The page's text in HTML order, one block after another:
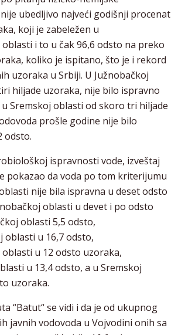
ubedljivo najveći godišnji procenat
koji je zabeležen u
i to u čak 96,6 odsto na preko
koliko je ispitano, što je i rekord
uzoraka u Srbiji. U Južnobačkoj
hiljade uzoraka, nije bilo ispravno
Sremskoj oblasti od skoro tri hiljade
prošle godine nije bilo
odsto.
ispravnosti vode, izveštaj
pokazao da voda po tom kriterijumu
nije bila ispravna u deset odsto
oblasti u devet i po odsto
oblasti 5,5 odsto,
oblasti u 16,7 odsto,
u 12 odsto uzoraka,
u 13,4 odsto, a u Sremskoj
uzoraka.
“Batut“ se vidi i da je od ukupnog
javnih vodovoda u Vojvodini onih sa